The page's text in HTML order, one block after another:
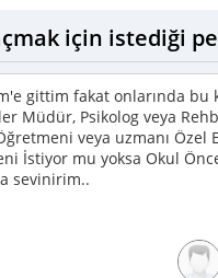
için istediği
gittim fakat onlarında bu
Müdür, Psikolog veya
veya uzmanı
İstiyor mu yoksa Okul
sevinirim..